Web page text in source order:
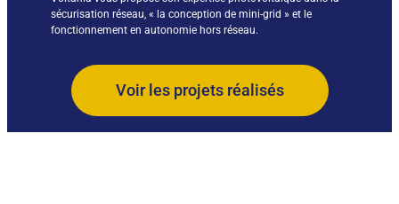
sécurisation réseau, « la conception de mini-grid » et le
fonctionnement en autonomie hors réseau.
Voir les projets réalisés